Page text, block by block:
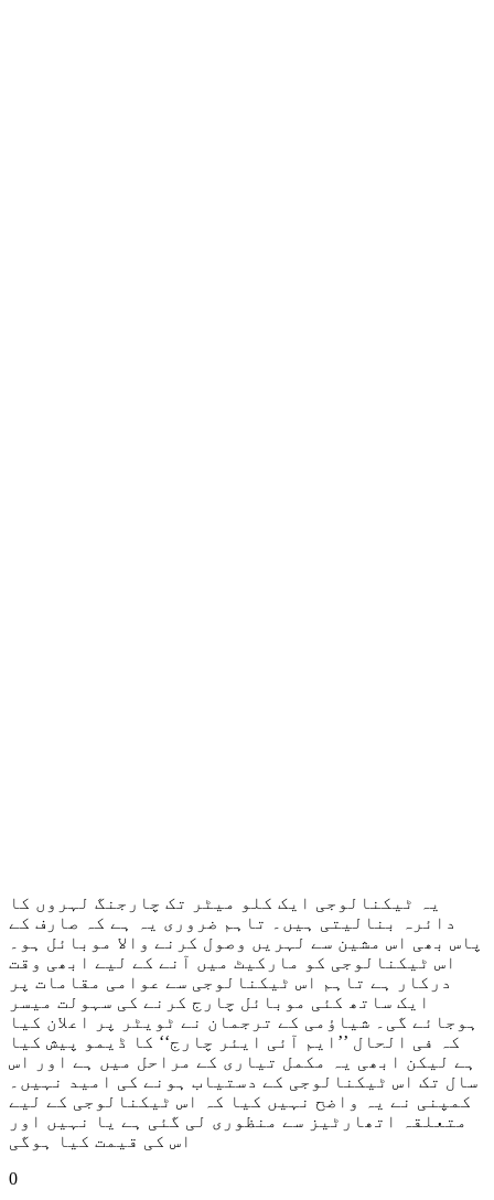
یہ ٹیکنالوجی ایک کلو میٹر تک چارجنگ لہروں کا
دائرہ بنالیتی ہیں۔ تاہم ضروری یہ ہے کہ صارف کے
پاس بھی اس مشین سے لہریں وصول کرنے والا موبائل ہو۔
اس ٹیکنالوجی کو مارکیٹ میں آنے کے لیے ابھی وقت
درکار ہے تاہم اس ٹیکنالوجی سے عوامی مقامات پر
ایک ساتھ کئی موبائل چارج کرنے کی سہولت میسر
ہوجائے گی۔ شیاؤمی کے ترجمان نے ٹویٹر پر اعلان کیا
کہ فی الحال ’’ایم آئی ایئر چارج‘‘ کا ڈیمو پیش کیا
ہے لیکن ابھی یہ مکمل تیاری کے مراحل میں ہے اور اس
سال تک اس ٹیکنالوجی کے دستیاب ہونے کی امید نہیں۔
کمپنی نے یہ واضح نہیں کیا کہ اس ٹیکنالوجی کے لیے
متعلقہ اتھارٹیز سے منظوری لی گئی ہے یا نہیں اور
اس کی قیمت کیا ہوگی
0